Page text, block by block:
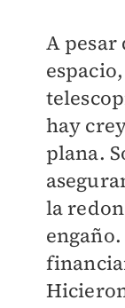
A pesar
hay
plana.
la